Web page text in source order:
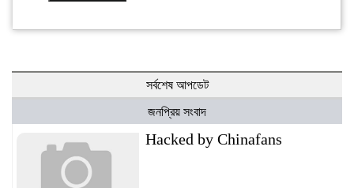
সর্বশেষ আপডেট
জনপ্রিয় সংবাদ
Hacked by Chinafans